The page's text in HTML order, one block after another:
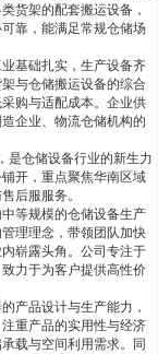
货架的配套搬运设备，
靠，能满足常规仓储场
基础扎实，生产设备齐
与仓储搬运设备的综合
购与适配成本。企业供
企业、物流仓储机构的
仓储设备行业的新生力
开，重点聚焦华南区域
后服服务。
等规模的仓储设备生产
理理念，带领团队加快
崭露头角。公司专注于
力于为客户提供高性价
产品设计与生产能力，
重产品的实用性与经济
载与空间利用需求。同